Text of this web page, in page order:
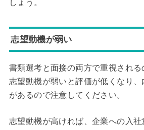
しょう。
志望動機が弱い
書類選考と面接の両方で重視される
志望動機が弱いと評価が低くなり、
があるので注意してください。
志望動機が高ければ、企業への入